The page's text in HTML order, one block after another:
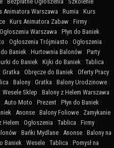
Animatora Warszawa : Rumia : Kurs
: Kurs Animatora Zabaw : Firmy :
Ogłoszenia Warszawa : Płyn do Baniek
: Ogłoszenia Trójmiasto : Ogłoszenia :
do Baniek : Hurtownia Balonów : Party
do Baniek : Kijki do Baniek : Tablica :
: Gratka : Obręcze do Baniek : Oferty Pracy :
: Balony : Gratka : Balony Urodzinowe :
: Wesele Sklep : Balony z Helem Warszawa :
: Auto Moto : Prezent : Płyn do Baniek :
: Anonse : Balony Foliowe : Zamykanie
Helem : Ogłoszenia : Tablica : Firmy :
: Bańki Mydlane : Anonse : Balony na
Baniek : Wesele : Tablica : Pomysł na